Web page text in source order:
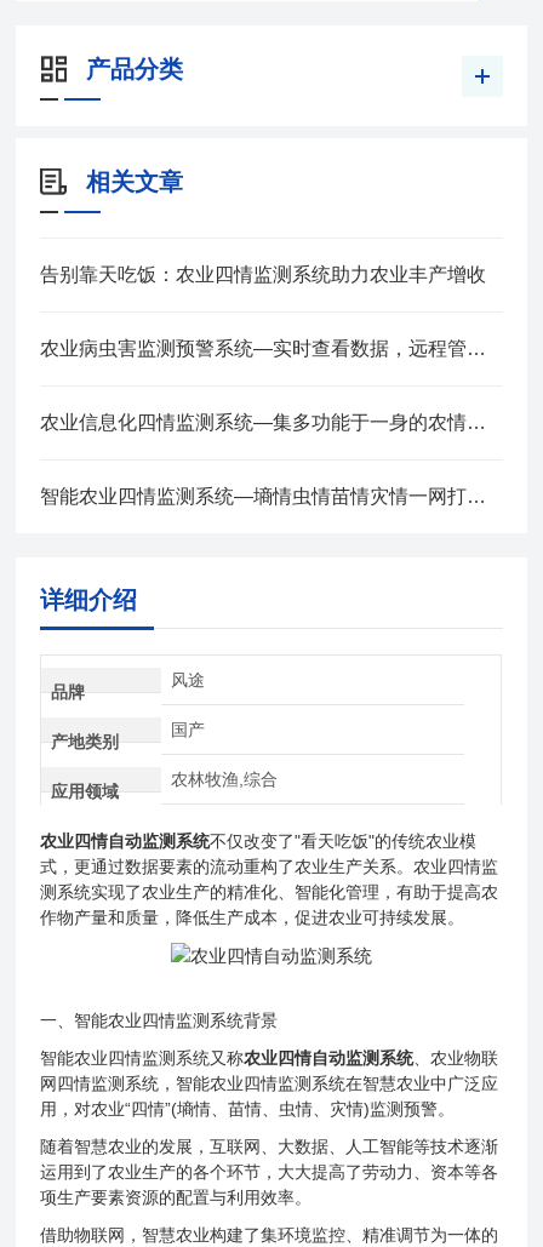
产品分类
相关文章
告别靠天吃饭：农业四情监测系统助力农业丰产增收
农业病虫害监测预警系统—实时查看数据，远程管理2025全+境+派+送
农业信息化四情监测系统—集多功能于一身的农情监测设备2025全+境+派+送
智能农业四情监测系统—墒情虫情苗情灾情一网打尽！2025全+境+派+送
详细介绍
品牌
风途
产地类别
国产
应用领域
农林牧渔,综合
农业四情自动监测系统不仅改变了"看天吃饭"的传统农业模
式，更通过数据要素的流动重构了农业生产关系。农业四情监
测系统实现了农业生产的精准化、智能化管理，有助于提高农
作物产量和质量，降低生产成本，促进农业可持续发展。
一、智能农业四情监测系统背景
智能农业四情监测系统又称农业四情自动监测系统、农业物联
网四情监测系统，智能农业四情监测系统在智慧农业中广泛应
用，对农业“四情”(墒情、苗情、虫情、灾情)监测预警。
随着智慧农业的发展，互联网、大数据、人工智能等技术逐渐
运用到了农业生产的各个环节，大大提高了劳动力、资本等各
项生产要素资源的配置与利用效率。
借助物联网，智慧农业构建了集环境监控、精准调节为一体的